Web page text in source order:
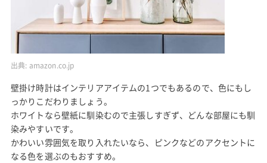
出典: amazon.co.jp
壁掛け時計はインテリアアイテムの1つでもあるので、色にもし
っかりこだわりましょう。
ホワイトなら壁紙に馴染むので主張しすぎず、どんな部屋にも馴
染みやすいです。
かわいい雰囲気を取り入れたいなら、ピンクなどのアクセントに
なる色を選ぶのもおすすめ。